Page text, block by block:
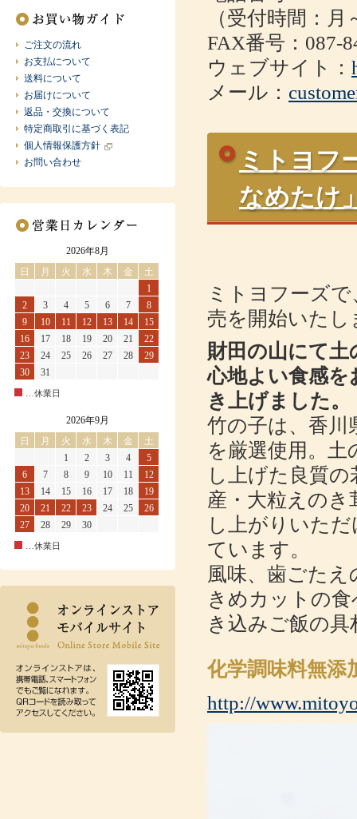
ご注文の流れ
お支払について
送料について
お届けについて
返品・交換について
特定商取引に基づく表記
個人情報保護方針
お問い合わせ
2026年8月
日
月 火 水 木 金
土
1
2
3 4 5 6 7
8
9
10 11 12 13 14
15
16
17 18 19 20 21
22
23
24 25 26 27 28
29
30
31
…休業日
2026年9月
日
月 火 水 木 金
土
1
2 3 4
5
6
7 8 9 10 11
12
13
14 15 16 17 18
19
20
21 22 23 24 25
26
27
28 29 30
…休業日
（受付時間：
FAX番号：087-
ウェブサイト：
メール：
ミトヨフ
なめたけ
ミトヨフーズ
売を開始いたし
財田の山にて
心地よい食感を
き上げました。
竹の子は、香川
を厳選使用。
し上げた良質
産・大粒えの
し上がりいた
ています。
風味、歯ごた
きめカットの
き込みご飯の
化学調味料無
http://